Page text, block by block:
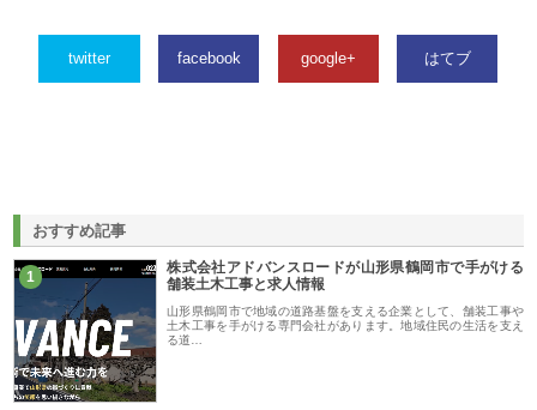
twitter facebook google+ はてブ
おすすめ記事
1
株式会社アドバンスロードが山形県鶴岡市で手がける
舗装土木工事と求人情報
山形県鶴岡市で地域の道路基盤を支える企業として、舗装工事や
土木工事を手がける専門会社があります。地域住民の生活を支え
る道…